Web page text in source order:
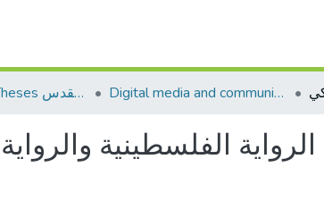
AQU Master Theses الرسائل الجامعية الخاصة بجامعة القدس Digital media and communications الإعلام الرقمي والاتصالات
الفلسطينية والرواية